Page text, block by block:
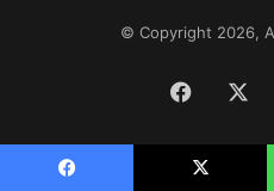
© Copyright 2026,